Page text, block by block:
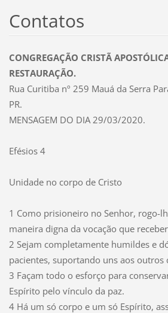
Contatos
CONGREGAÇÃO CRISTÃ
RESTAURAÇÃO.
Rua Curitiba nº 259 Mauá da Serra
PR.
MENSAGEM DO DIA 29/03/2020.
Efésios 4
Unidade no corpo de Cristo
1 Como prisioneiro no Senhor, rogo-
maneira digna da vocação que
2 Sejam completamente humildes e
pacientes, suportando uns aos outros
3 Façam todo o esforço para
Espírito pelo vínculo da paz.
4 Há um só corpo e um só Espírito,